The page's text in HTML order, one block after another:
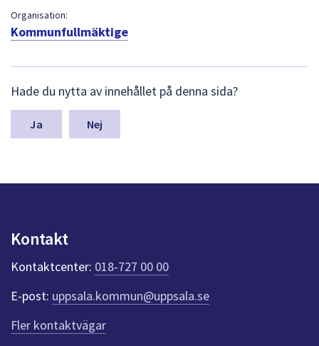
Organisation:
Kommunfullmäktige
ä
m
a
n
k
t
e
r
f
ö
r
Hade du nytta av innehållet på denna sida?
Nej
Kontakt
Kontaktcenter: 018-727 00 00
E-post: uppsala.kommun@uppsala.se
Fler kontaktvägar